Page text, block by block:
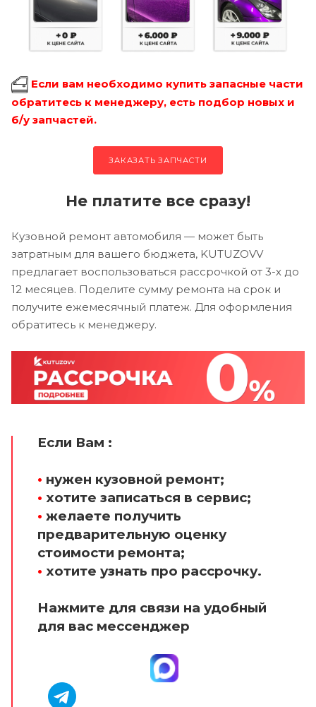
Если вам необходимо купить запасные части
обратитесь к менеджеру, есть подбор новых и
б/у запчастей.
ЗАКАЗАТЬ ЗАПЧАСТИ
Не платите все сразу!
Кузовной ремонт автомобиля — может быть
затратным для вашего бюджета, KUTUZOVV
предлагает воспользоваться рассрочкой от 3-х до
12 месяцев. Поделите сумму ремонта на срок и
получите ежемесячный платеж. Для оформления
обратитесь к менеджеру.
Если Вам :
• нужен кузовной ремонт;
• хотите записаться в сервис;
• желаете получить
предварительную оценку
стоимости ремонта;
• хотите узнать про рассрочку.
Нажмите для связи на удобный
для вас мессенджер